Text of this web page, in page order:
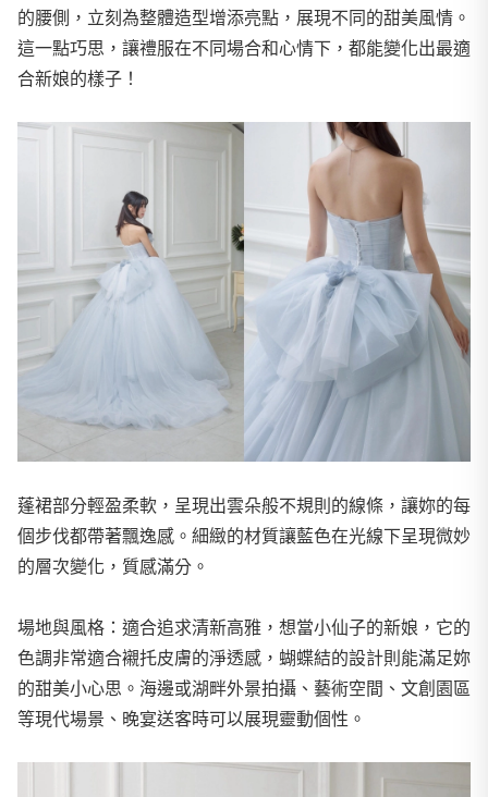
的腰側，立刻為整體造型增添亮點，展現不同的甜美風情。
這一點巧思，讓禮服在不同場合和心情下，都能變化出最適
合新娘的樣子！
蓬裙部分輕盈柔軟，呈現出雲朵般不規則的線條，讓妳的每
個步伐都帶著飄逸感。細緻的材質讓藍色在光線下呈現微妙
的層次變化，質感滿分。
場地與風格：適合追求清新高雅，想當小仙子的新娘，它的
色調非常適合襯托皮膚的淨透感，蝴蝶結的設計則能滿足妳
的甜美小心思。海邊或湖畔外景拍攝、藝術空間、文創園區
等現代場景、晚宴送客時可以展現靈動個性。